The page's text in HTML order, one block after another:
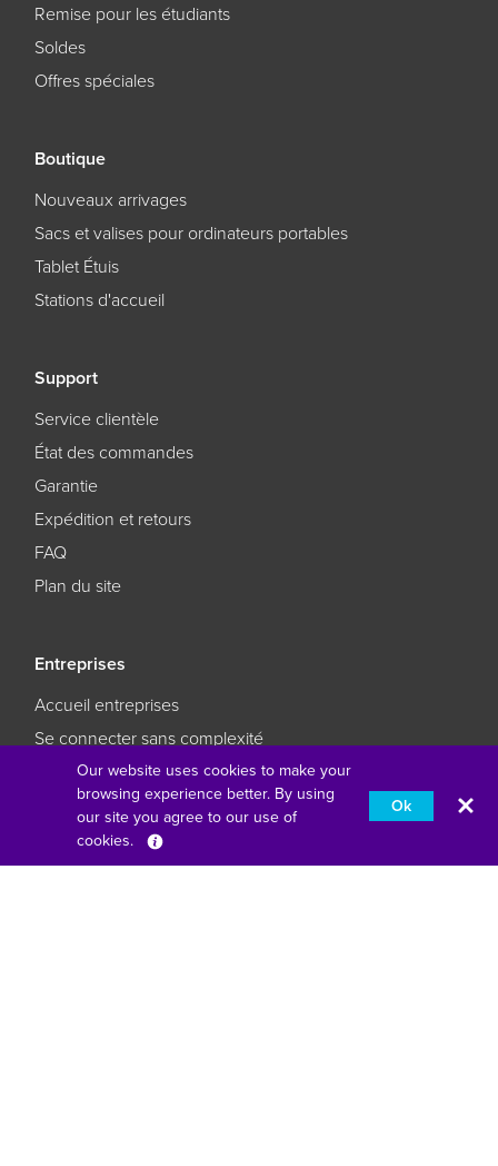
Remise pour les étudiants
Soldes
Offres spéciales
Boutique
Nouveaux arrivages
Sacs et valises pour ordinateurs portables
Tablet Étuis
Stations d'accueil
Support
Service clientèle
État des commandes
Garantie
Expédition et retours
FAQ
Plan du site
Entreprises
Accueil entreprises
Se connecter sans complexité
L'éducation réimaginée
Faites en sorte que vos affaires restent des affaires
Our website uses cookies to make your
browsing experience better. By using
our site you agree to our use of
cookies.
Ok